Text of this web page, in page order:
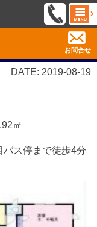
お問合せ
DATE: 2019-08-19
㎡
ス停まで徒歩4分